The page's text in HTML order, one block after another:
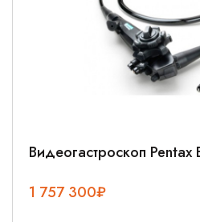
Видеогастроскоп
1 757 300₽